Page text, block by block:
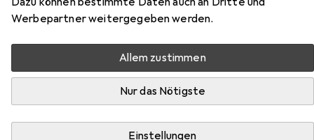
Werbepartner weitergegeben werden.
Allem zustimmen
Nur das Nötigste
Einstellungen
Hier findest du passendes Zubehör zum Produkt Planet
Türabsenkdichtungen RO aus den Kategorien
Türdichtung Holzverbinder